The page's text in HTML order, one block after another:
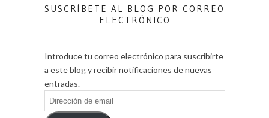
SUSCRÍBETE AL BLOG POR CORREO
ELECTRÓNICO
Introduce tu correo electrónico para suscribirte
a este blog y recibir notificaciones de nuevas
entradas.
Dirección
de